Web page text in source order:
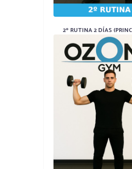
2º RUTINA 2 DÍAS